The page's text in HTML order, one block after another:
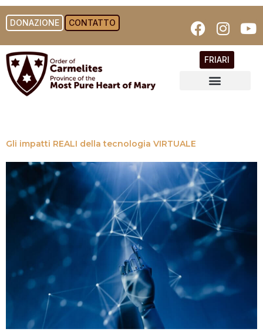
DONAZIONE CONTATTO
FRIARI
Gli impatti REALI della tecnologia VIRTUALE